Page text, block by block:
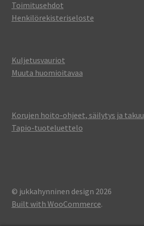
Toimitusehdot
Henkilörekisteriseloste
Kuljetusvauriot
Muuta huomioitavaa
Korujen hoito-ohjeet, säilytys ja takuu
Tapio-tuoteluettelo
© jukkahynninen design 2026
Built with WooCommerce.